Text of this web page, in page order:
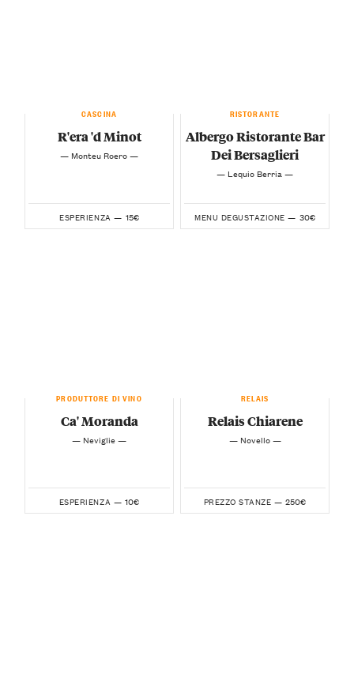
CASCINA
R'era 'd Minot
— Monteu Roero —
ESPERIENZA — 15€
RISTORANTE
Albergo Ristorante Bar
Dei Bersaglieri
— Lequio Berria —
MENU DEGUSTAZIONE — 30€
PRODUTTORE DI VINO
Ca' Moranda
— Neviglie —
ESPERIENZA — 10€
RELAIS
Relais Chiarene
— Novello —
PREZZO STANZE — 250€